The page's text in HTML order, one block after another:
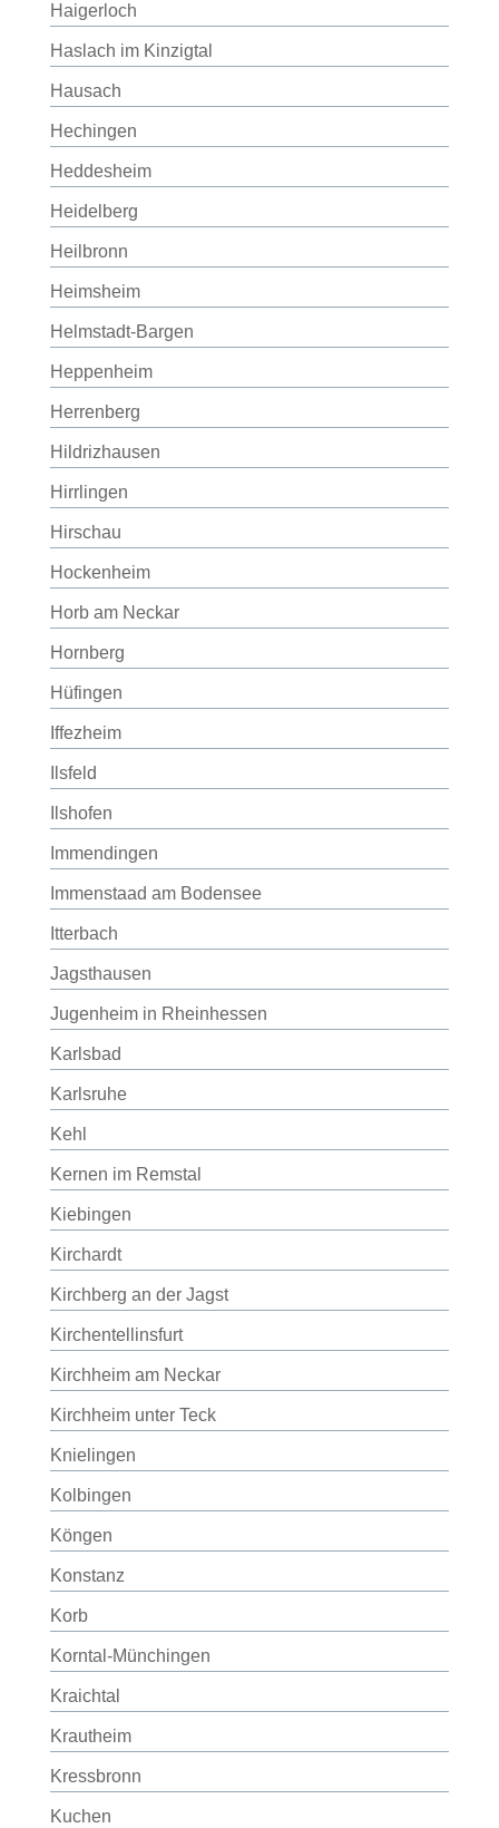
Haigerloch
Haslach im Kinzigtal
Hausach
Hechingen
Heddesheim
Heidelberg
Heilbronn
Heimsheim
Helmstadt-Bargen
Heppenheim
Herrenberg
Hildrizhausen
Hirrlingen
Hirschau
Hockenheim
Horb am Neckar
Hornberg
Hüfingen
Iffezheim
Ilsfeld
Ilshofen
Immendingen
Immenstaad am Bodensee
Itterbach
Jagsthausen
Jugenheim in Rheinhessen
Karlsbad
Karlsruhe
Kehl
Kernen im Remstal
Kiebingen
Kirchardt
Kirchberg an der Jagst
Kirchentellinsfurt
Kirchheim am Neckar
Kirchheim unter Teck
Knielingen
Kolbingen
Köngen
Konstanz
Korb
Korntal-Münchingen
Kraichtal
Krautheim
Kressbronn
Kuchen